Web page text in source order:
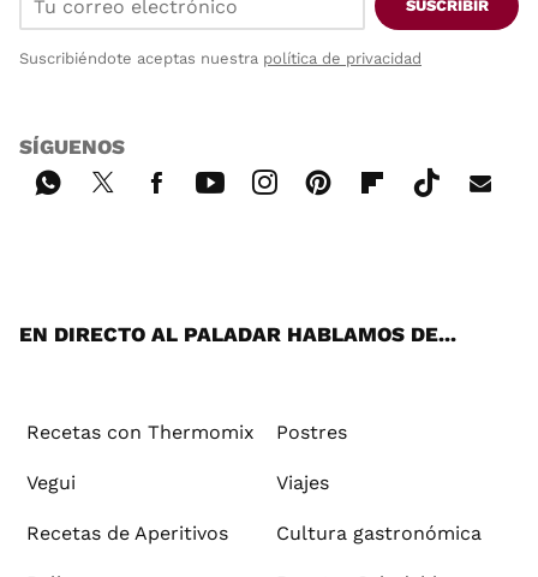
SUSCRIBIR
Suscribiéndote aceptas nuestra política de privacidad
SÍGUENOS
EN DIRECTO AL PALADAR HABLAMOS DE...
Recetas con Thermomix Postres
Vegui Viajes
Recetas de Aperitivos Cultura gastronómica